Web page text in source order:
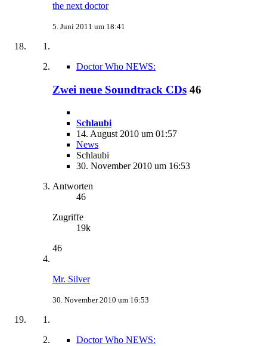
the next doctor
5. Juni 2011 um 18:41
Doctor Who NEWS:
Zwei neue Soundtrack CDs 46
Schlaubi
14. August 2010 um 01:57
News
Schlaubi
30. November 2010 um 16:53
Antworten
46
Zugriffe
19k
46
Mr. Silver
30. November 2010 um 16:53
Doctor Who NEWS: